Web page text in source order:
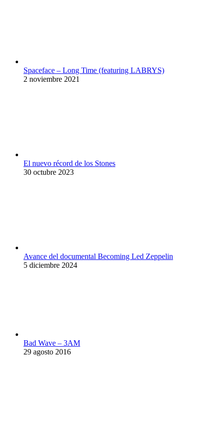
Spaceface – Long Time (featuring LABRYS)
2 noviembre 2021
El nuevo récord de los Stones
30 octubre 2023
Avance del documental Becoming Led Zeppelin
5 diciembre 2024
Bad Wave – 3AM
29 agosto 2016